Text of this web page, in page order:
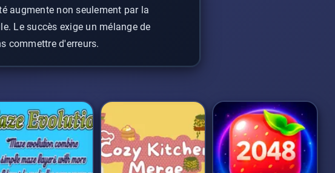
augmente non seulement par la
Le succès exige un mélange de
commettre d'erreurs.